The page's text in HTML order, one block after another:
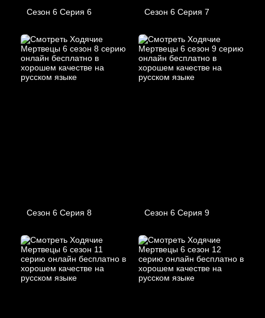
Сезон 6 Серия 6 Сезон 6 Серия 7
Сезон 6 Серия 8 Сезон 6 Серия 9